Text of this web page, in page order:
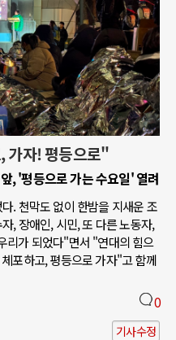
가자! 평등으로"
, '평등으로 가는 수요일' 열려
. 천막도 없이 한밤을 지새운 조
, 장애인, 시민, 또 다른 노동자,
리가 되었다"면서 "연대의 힘으
포하고, 평등으로 가자"고 함께
0
기사수정